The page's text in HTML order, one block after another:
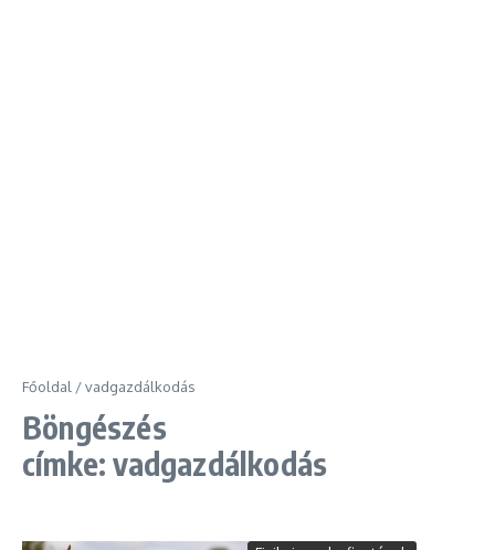
Főoldal /vadgazdálkodás
Böngészés
címke: vadgazdálkodás